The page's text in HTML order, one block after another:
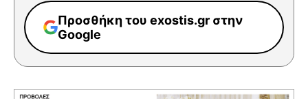
Προσθήκη του exostis.gr στην
Google